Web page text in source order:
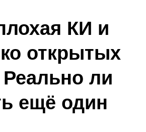
КИ и
открытых
ли
ещё один